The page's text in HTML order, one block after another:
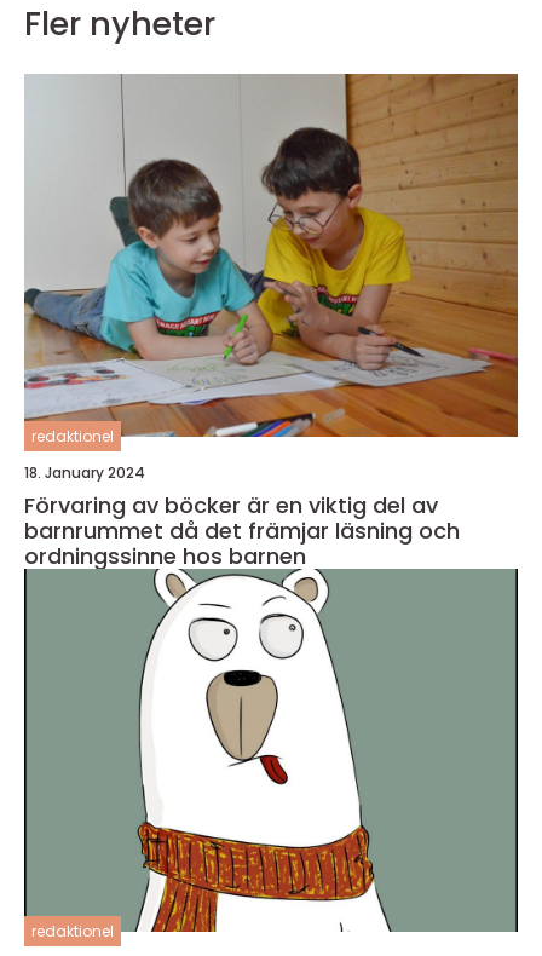
Fler nyheter
redaktionel
18. January 2024
Förvaring av böcker är en viktig del av
barnrummet då det främjar läsning och
ordningssinne hos barnen
redaktionel